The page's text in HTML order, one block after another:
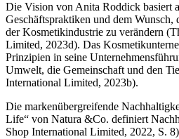
Die Vision von Anita Roddick basiert
Geschäftspraktiken und dem Wunsch,
der Kosmetikindustrie zu verändern
Limited, 2023d). Das
Prinzipien in seine
Umwelt, die Gemeinschaft und den
International Limited, 2023b).
Die markenübergreifende
Life“ von Natura &Co. definiert
Shop International Limited, 2022, S.